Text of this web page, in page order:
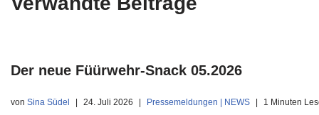
Der neue Füürwehr-Snack 05.2026
von Sina Südel 24. Juli 2026 Pressemeldungen | NEWS 1 Minuten